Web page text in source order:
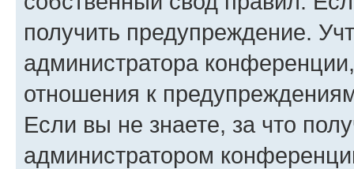
получить предупреждение.
администратора
отношения к
Если вы не знаете, за что
администратором